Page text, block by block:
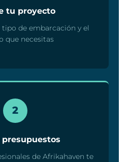
tu proyecto
de embarcación y el
que necesitas
2
presupuestos
de Afrikahaven te